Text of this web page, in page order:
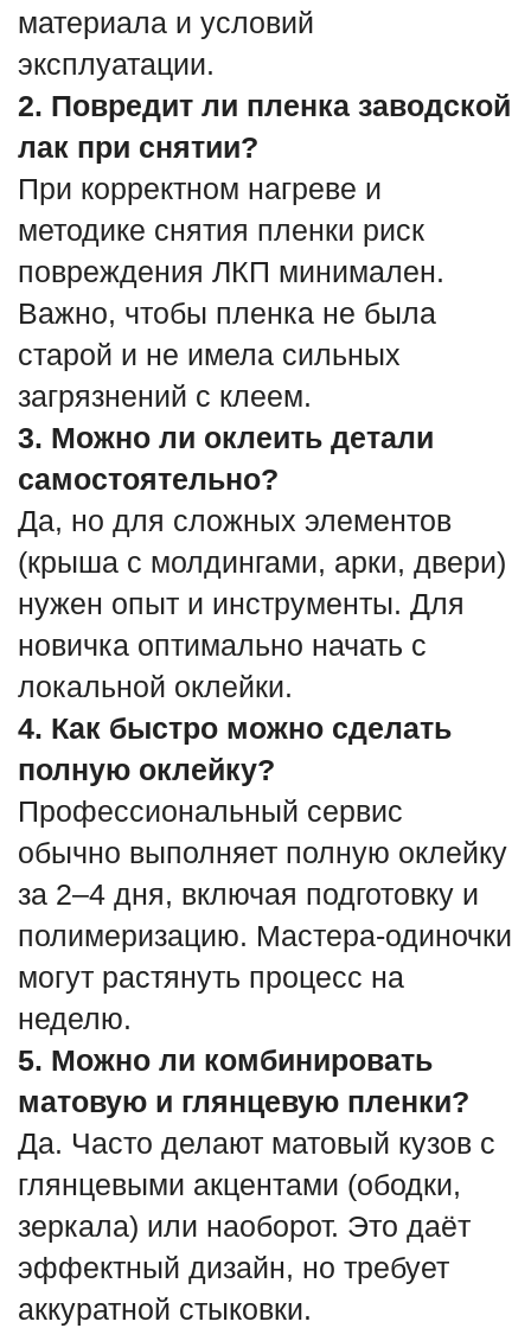
материала и условий
эксплуатации.
2. Повредит ли пленка заводской
лак при снятии?
При корректном нагреве и
методике снятия пленки риск
повреждения ЛКП минимален.
Важно, чтобы пленка не была
старой и не имела сильных
загрязнений с клеем.
3. Можно ли оклеить детали
самостоятельно?
Да, но для сложных элементов
(крыша с молдингами, арки, двери)
нужен опыт и инструменты. Для
новичка оптимально начать с
локальной оклейки.
4. Как быстро можно сделать
полную оклейку?
Профессиональный сервис
обычно выполняет полную оклейку
за 2–4 дня, включая подготовку и
полимеризацию. Мастера-одиночки
могут растянуть процесс на
неделю.
5. Можно ли комбинировать
матовую и глянцевую пленки?
Да. Часто делают матовый кузов с
глянцевыми акцентами (ободки,
зеркала) или наоборот. Это даёт
эффектный дизайн, но требует
аккуратной стыковки.